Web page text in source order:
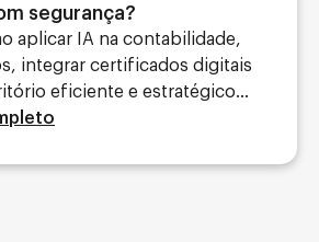
segurança?
aplicar IA na contabilidade,
integrar certificados digitais
eficiente e estratégico...